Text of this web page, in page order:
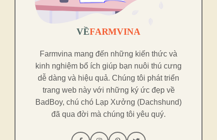
VỀFARMVINA
Farmvina mang đến những kiến thức và
kinh nghiệm bổ ích giúp bạn nuôi thú cưng
dễ dàng và hiệu quả. Chúng tôi phát triển
trang web này với những ký ức đẹp về
BadBoy, chú chó Lạp Xưởng (Dachshund)
đã qua đời mà chúng tôi yêu quý.